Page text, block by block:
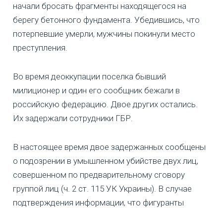
начали бросать фрагменты находящегося на
берегу бетонного фундамента. Убедившись, что
потерпевшие умерли, мужчины покинули место
преступления.
Во время деоккупации поселка бывший
милиционер и один его сообщник бежали в
российскую федерацию. Двое других остались.
Их задержали сотрудники ГБР.
В настоящее время двое задержанных сообщены
о подозрении в умышленном убийстве двух лиц,
совершенном по предварительному сговору
группой лиц (ч. 2 ст. 115 УК Украины). В случае
подтверждения информации, что фигуранты